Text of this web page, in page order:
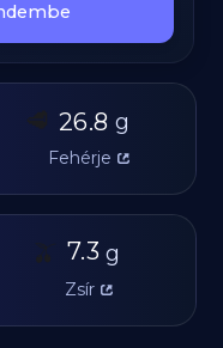
🥩 26.8 g
Fehérje
🫒 7.3 g
Zsír